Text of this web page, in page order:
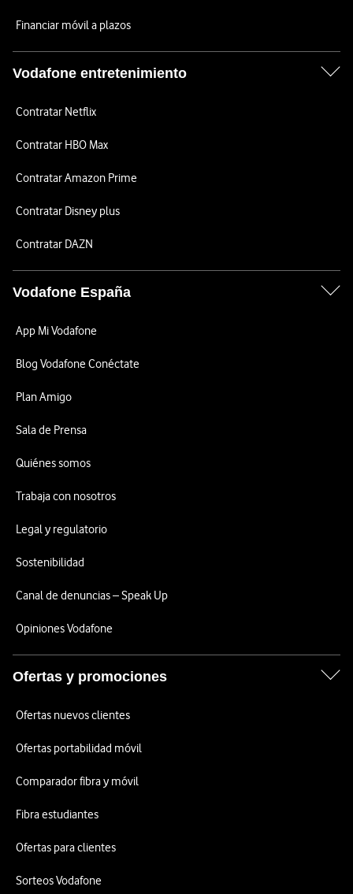
Financiar móvil a plazos
Vodafone entretenimiento
Contratar Netflix
Contratar HBO Max
Contratar Amazon Prime
Contratar Disney plus
Contratar DAZN
Vodafone España
App Mi Vodafone
Blog Vodafone Conéctate
Plan Amigo
Sala de Prensa
Quiénes somos
Trabaja con nosotros
Legal y regulatorio
Sostenibilidad
Canal de denuncias – Speak Up
Opiniones Vodafone
Ofertas y promociones
Ofertas nuevos clientes
Ofertas portabilidad móvil
Comparador fibra y móvil
Fibra estudiantes
Ofertas para clientes
Sorteos Vodafone